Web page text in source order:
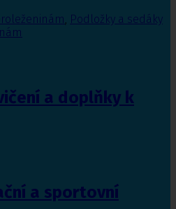
, Podložky a sedáky
a doplňky k
a sportovní